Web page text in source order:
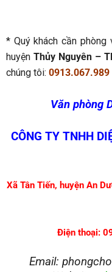
* Quý khách cần
huyện Thủy Nguyên –
chúng tôi:
Văn phòng
CÔNG TY TNHH
Xã Tân Tiến, huyện An
Điện thoại:
Email: